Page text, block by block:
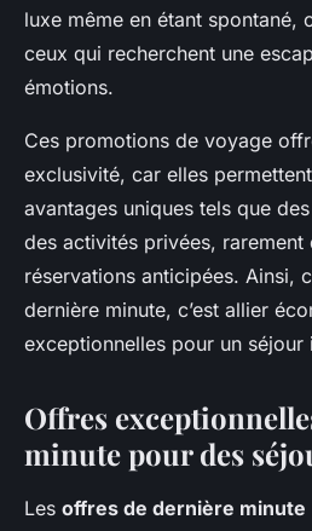
luxe même en étant spontané,
ceux qui recherchent une
émotions.
Ces promotions de voyage
exclusivité, car elles
avantages uniques tels que
des activités privées, rarement
réservations anticipées. Ainsi,
dernière minute, c’est allier
exceptionnelles pour un séjour
Offres
minute pour des
Les offres de dernière minute